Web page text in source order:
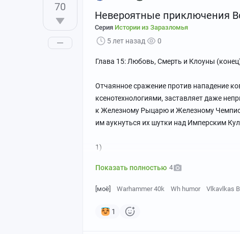
70
Невероятные приключения
Серия Истории из Заразломья
5 лет назад 0
Глава 15: Любовь, Смерть и Клоуны
Отчаянное сражение против нападение
ксенотехнологиями, заставляет даже
к Железному Рыцарю и Железному
им аукнуться их шутки над Имперским
1)
Показать полностью 4
[моё] Warhammer 40k Wh humor Vlkavlkas
1